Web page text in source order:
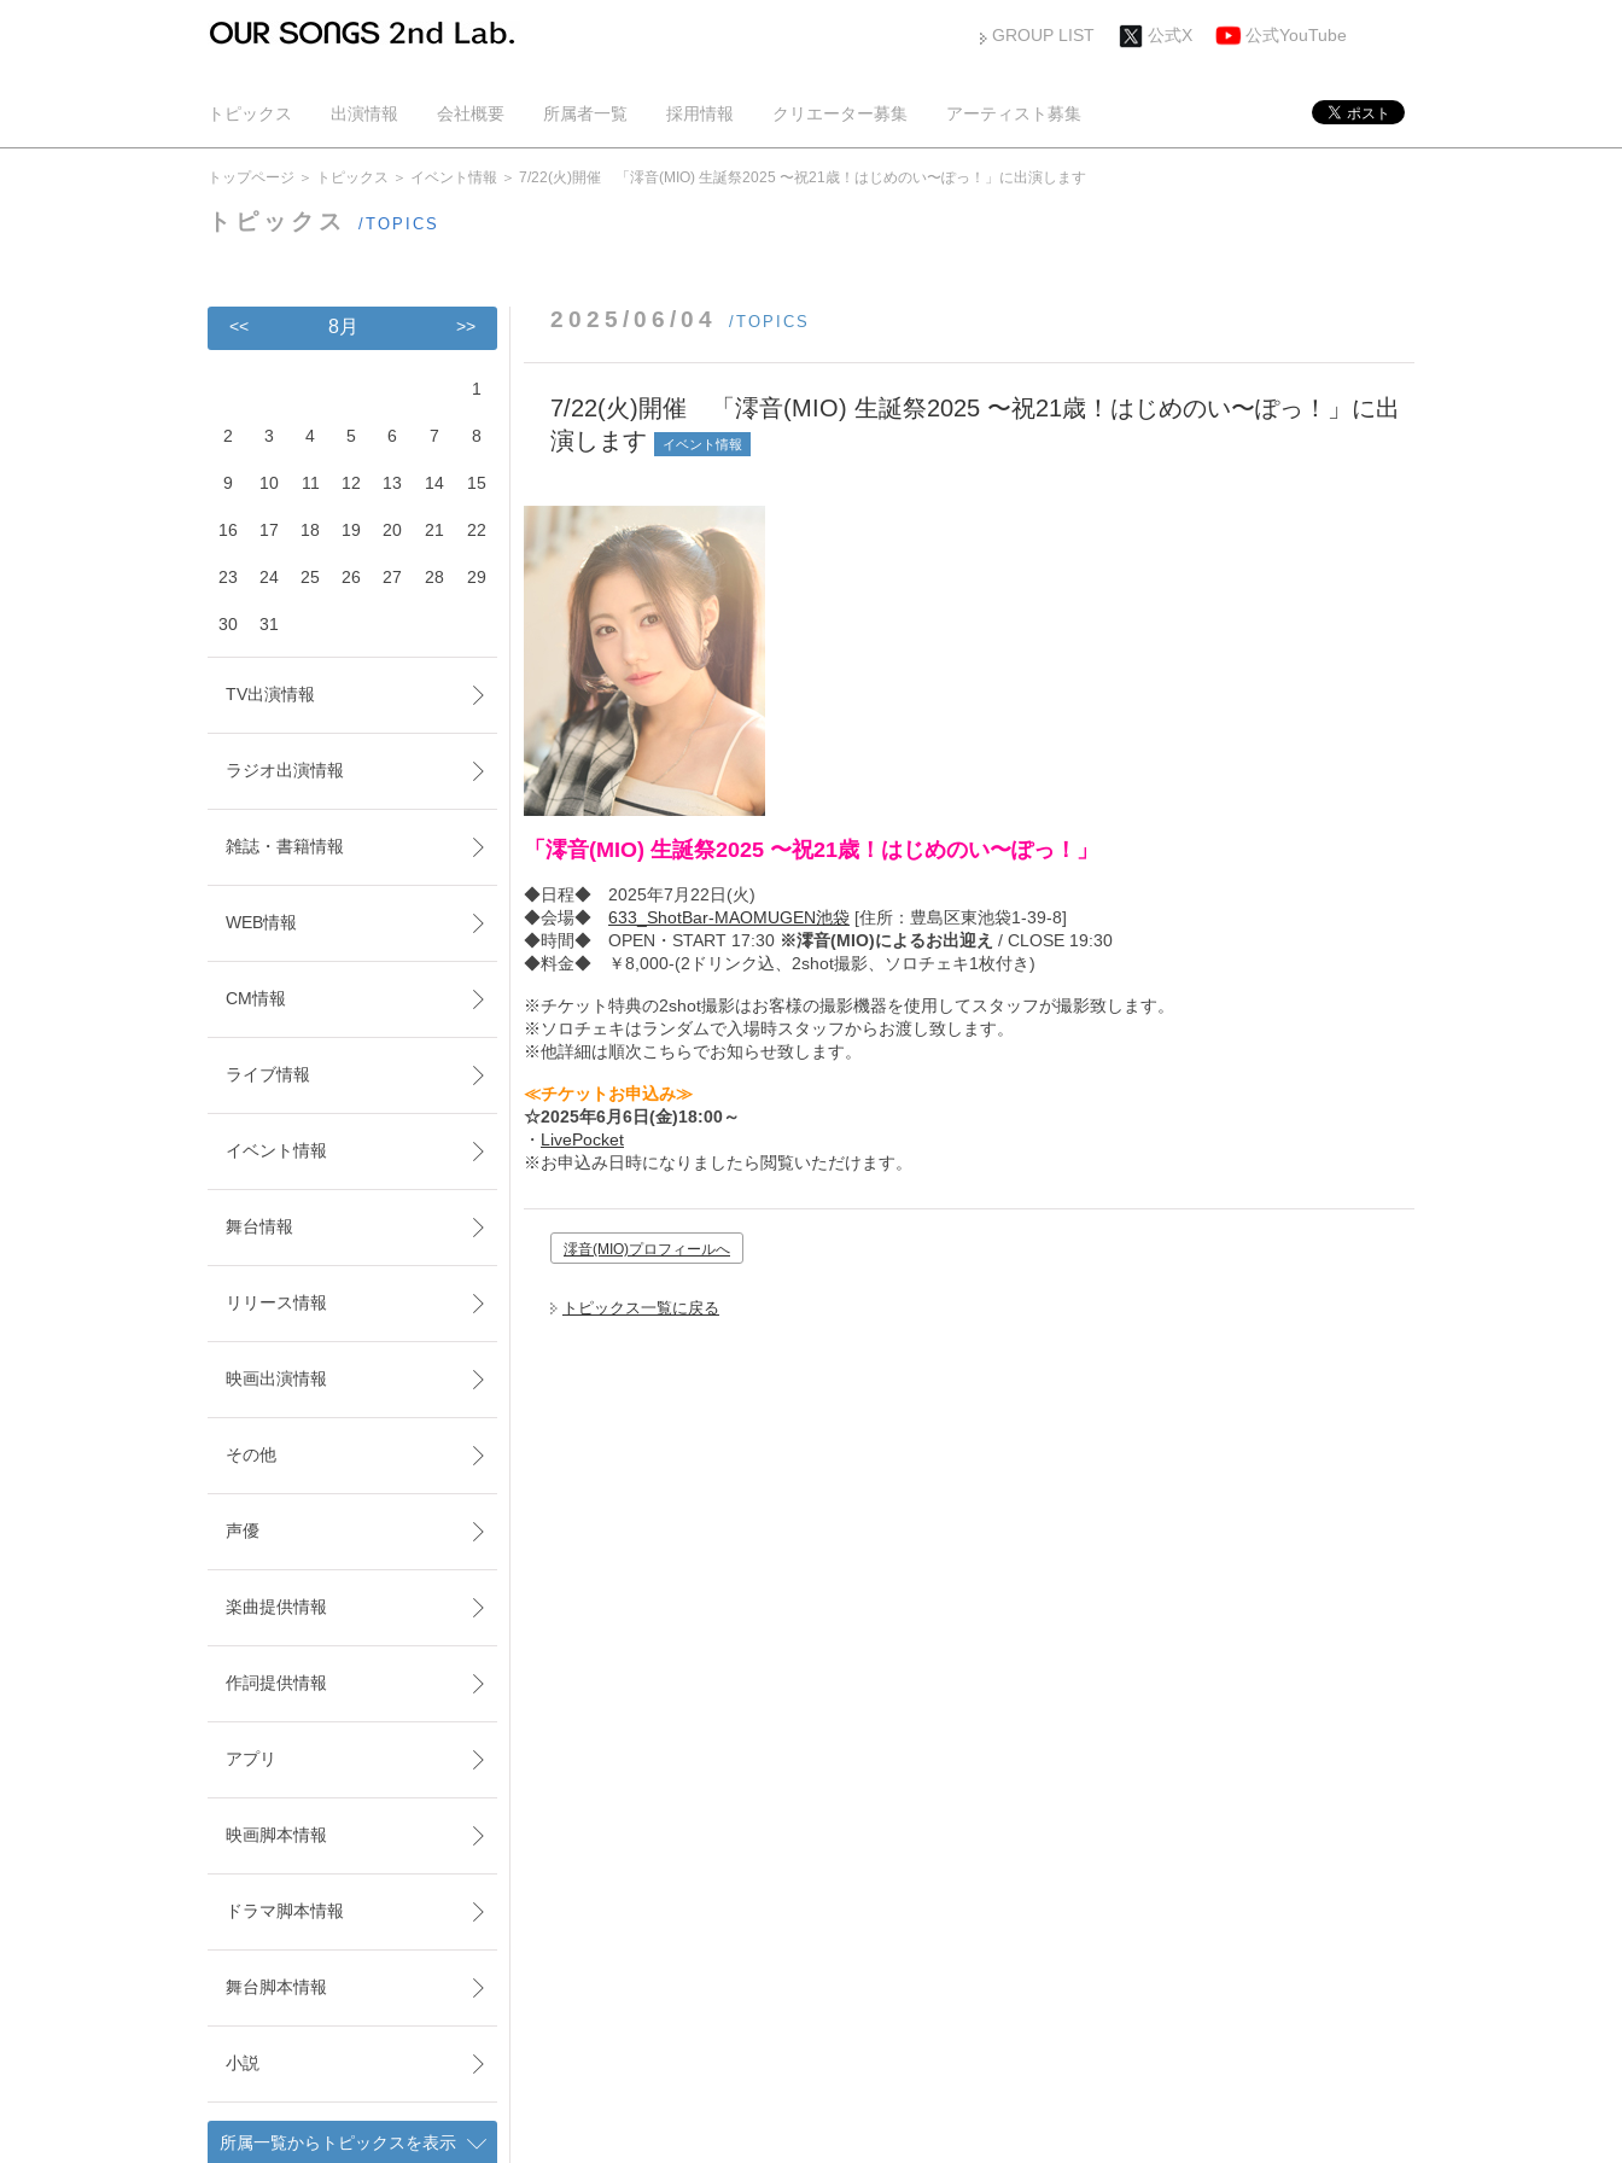
GROUP LIST 公式X 公式YouTube
トピックス 出演情報 会社概要 所属者一覧 採用情報 クリエーター募集
アーティスト募集
公式YouTube
トップページ トピックス イベント情報 7/22(火)開催 「澪音(MIO) 生誕祭2025 〜祝21歳！はじめのい〜ぽっ！」に出演します
トピックス /TOPICS
2025/06/04 /TOPICS
7/22(火)開催 「澪音(MIO) 生誕祭2025 〜祝21歳！はじめのい〜ぽっ！」に出
演します
イベント情報
「澪音(MIO) 生誕祭2025 〜祝21歳！はじめのい〜ぽっ！」
◆日程◆ 2025年7月22日(火)
◆会場◆ 633_ShotBar-MAOMUGEN池袋 [住所：豊島区東池袋1-39-8]
◆時間◆ OPEN・START 17:30 ※澪音(MIO)によるお出迎え / CLOSE 19:30
◆料金◆ ￥8,000-(2ドリンク込、2shot撮影、ソロチェキ1枚付き)
※チケット特典の2shot撮影はお客様の撮影機器を使用してスタッフが撮影致します。
※ソロチェキはランダムで入場時スタッフからお渡し致します。
※他詳細は順次こちらでお知らせ致します。
≪チケットお申込み≫
☆2025年6月6日(金)18:00～
・ LivePocket
※お申込み日時になりましたら閲覧いただけます。
澪音(MIO)プロフィールへ
トピックス一覧に戻る
<< 8月 >>
1
2 3 4 5 6 7 8
9 10 11 12 13 14 15
16 17 18 19 20 21 22
23 24 25 26 27 28 29
30 31
TV出演情報
ラジオ出演情報
雑誌・書籍情報
WEB情報
CM情報
ライブ情報
イベント情報
舞台情報
リリース情報
映画出演情報
その他
声優
楽曲提供情報
作詞提供情報
アプリ
映画脚本情報
ドラマ脚本情報
舞台脚本情報
小説
所属一覧からトピックスを表示